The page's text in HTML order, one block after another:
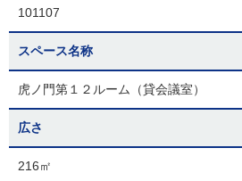
101107
スペース名称
虎ノ門第１２ルーム（貸会議室）
広さ
216㎡